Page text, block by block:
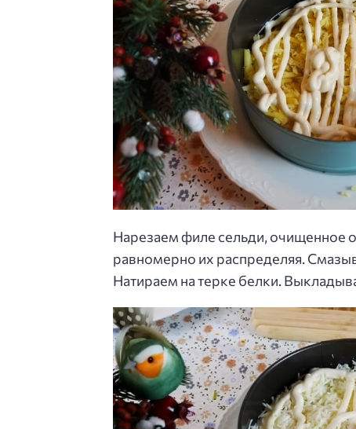
Нарезаем филе сельди, очищенное
равномерно их распределяя.
Натираем на терке белки.